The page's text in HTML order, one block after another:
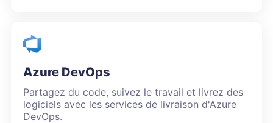
Azure DevOps
Partagez du code, suivez le travail et livrez des
logiciels avec les services de livraison d'Azure
DevOps.